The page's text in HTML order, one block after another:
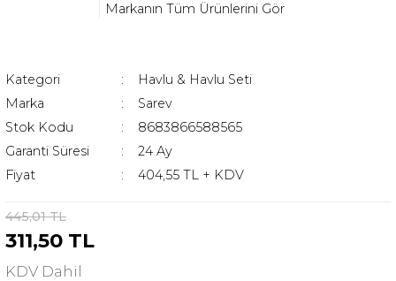
Markanın Tüm Ürünlerini Gör
Kategori
Havlu & Havlu Seti
Marka
Sarev
Stok Kodu
8683866588565
Garanti Süresi
24 Ay
Fiyat
404,55 TL + KDV
445,01 TL
311,50 TL
KDV Dahil